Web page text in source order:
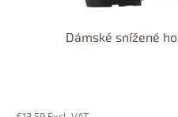
Dámské snížené